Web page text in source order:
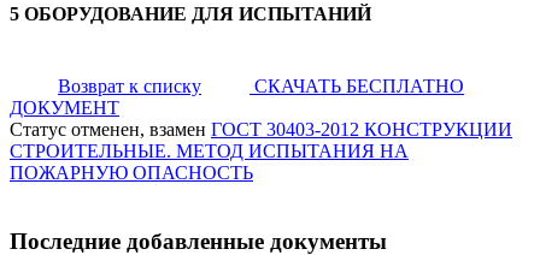
5 ОБОРУДОВАНИЕ ДЛЯ ИСПЫТАНИЙ
Возврат к списку
СКАЧАТЬ БЕСПЛАТНО
ДОКУМЕНТ
Статус отменен, взамен ГОСТ 30403-2012 КОНСТРУКЦИИ
СТРОИТЕЛЬНЫЕ. МЕТОД ИСПЫТАНИЯ НА
ПОЖАРНУЮ ОПАСНОСТЬ
Последние добавленные документы